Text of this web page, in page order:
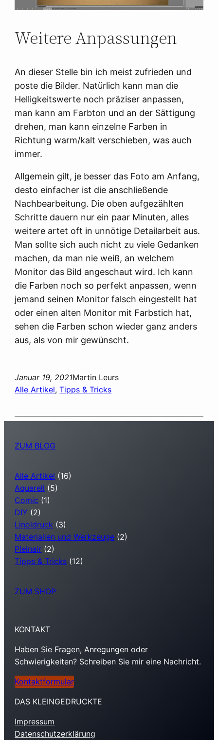
Weitere Anpassungen
An dieser Stelle bin ich meist zufrieden und
poste die Bilder. Natürlich kann man die
Helligkeitswerte noch präziser anpassen,
man kann am Farbton und an der Sättigung
drehen, man kann einzelne Farben in
Richtung warm/kalt verschieben, was auch
immer.
Allgemein gilt, je besser das Foto am Anfang,
desto einfacher ist die anschließende
Nachbearbeitung. Die oben aufgezählten
Schritte dauern nur ein paar Minuten, alles
weitere artet oft in unnötige Detailarbeit aus.
Man sollte sich auch nicht zu viele Gedanken
machen, da man nie weiß, an welchem
Monitor das Bild angeschaut wird. Ich kann
die Farben noch so perfekt anpassen, wenn
jemand seinen Monitor falsch eingestellt hat
oder einen alten Monitor mit Farbstich hat,
sehen die Farben schon wieder ganz anders
aus, als von mir gewünscht.
Januar 19, 2021Martin Leurs
Alle Artikel, Tipps & Tricks
ZUM BLOG
Alle Artikel (16)
Aquarell (5)
Comic (1)
DIY (2)
Linoldruck (3)
Materialien und Werkzeuge (2)
Pleinair (2)
Tipps & Tricks (12)
ZUM SHOP
KONTAKT
Haben Sie Fragen, Anregungen oder
Schwierigkeiten? Schreiben Sie mir eine Nachricht.
Kontaktformular
DAS KLEINGEDRUCKTE
Impressum
Datenschutzerklärung